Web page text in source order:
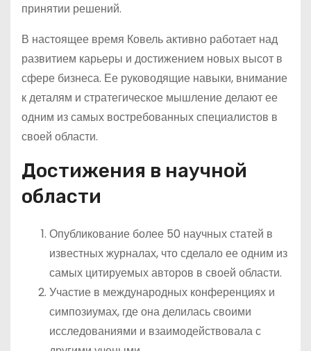
принятии решений.
В настоящее время Ковель активно работает над
развитием карьеры и достижением новых высот в
сфере бизнеса. Ее руководящие навыки, внимание
к деталям и стратегическое мышление делают ее
одним из самых востребованных специалистов в
своей области.
Достижения в научной
области
Опубликование более 50 научных статей в
известных журналах, что сделало ее одним из
самых цитируемых авторов в своей области.
Участие в международных конференциях и
симпозиумах, где она делилась своими
исследованиями и взаимодействовала с